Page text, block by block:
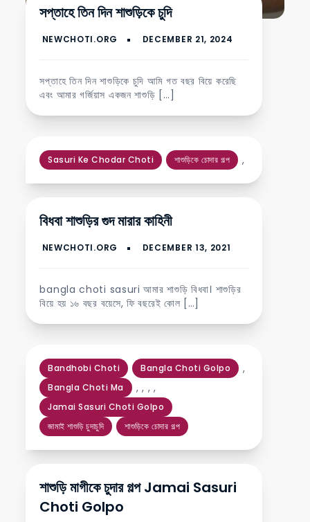
সপ্তাহে তিন দিন শাশুড়িকে চুদি
সপ্তাহে তিন দিন শাশুড়িকে চুদি আমি গত বছর বিয়ে করেছি
এবং আমার গর্জিয়াস একজন শাশুড়ি […]
Sasuri Ke Chodar Choti ,
শাশুড়িকে চোদার গল্প
বিধবা শাশুড়ির গুদ মারার কাহিনী
bangla choti sasuri আমার শাশুড়ি বিধবা। শাশুড়ির
বিয়ে হয় ১৬ বছর বয়েসে, ফি বছরেই কোল […]
Bandhobi Choti ,
Bangla Choti Golpo
,
Bangla Choti Ma ,
Jamai Sasuri Choti Golpo
,
জামাই শাশুড়ি চুদাচুদি
,
শাশুড়িকে চোদার গল্প
শাশুড়ি মাগীকে চুদার গল্প Jamai Sasuri
Choti Golpo